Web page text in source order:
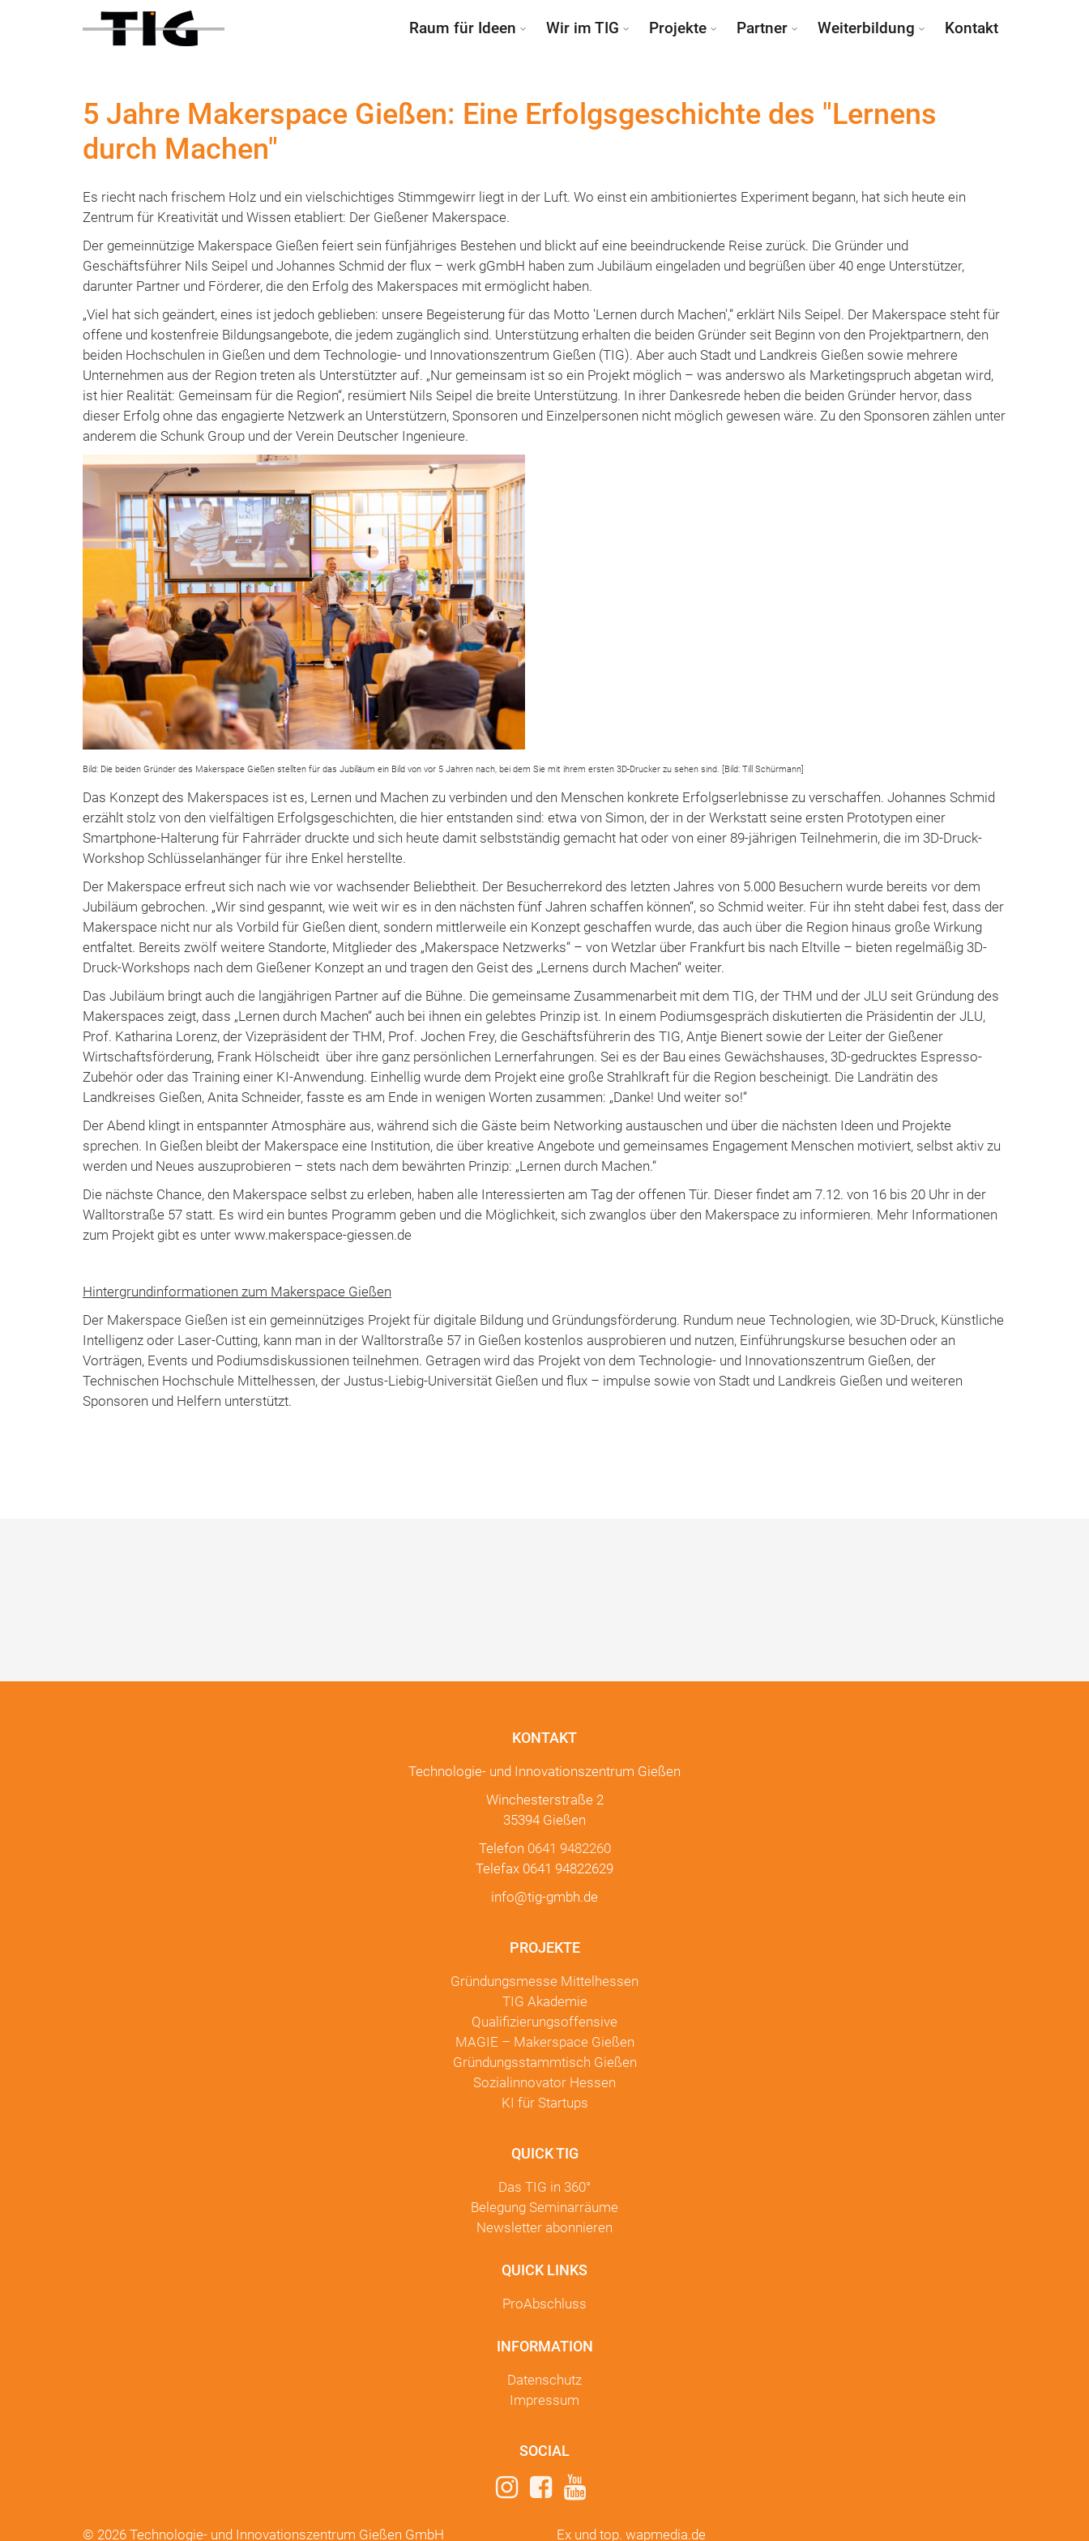
Raum für Ideen Wir im TIG Projekte Partner Weiterbildung Kontakt
5 Jahre Makerspace Gießen: Eine Erfolgsgeschichte des "Lernens
durch Machen"
Es riecht nach frischem Holz und ein vielschichtiges Stimmgewirr liegt in der Luft. Wo einst ein ambitioniertes Experiment begann, hat sich heute ein
Zentrum für Kreativität und Wissen etabliert: Der Gießener Makerspace.
Der gemeinnützige Makerspace Gießen feiert sein fünfjähriges Bestehen und blickt auf eine beeindruckende Reise zurück. Die Gründer und
Geschäftsführer Nils Seipel und Johannes Schmid der flux – werk gGmbH haben zum Jubiläum eingeladen und begrüßen über 40 enge Unterstützer,
darunter Partner und Förderer, die den Erfolg des Makerspaces mit ermöglicht haben.
„Viel hat sich geändert, eines ist jedoch geblieben: unsere Begeisterung für das Motto 'Lernen durch Machen',“ erklärt Nils Seipel. Der Makerspace steht für
offene und kostenfreie Bildungsangebote, die jedem zugänglich sind. Unterstützung erhalten die beiden Gründer seit Beginn von den Projektpartnern, den
beiden Hochschulen in Gießen und dem Technologie- und Innovationszentrum Gießen (TIG). Aber auch Stadt und Landkreis Gießen sowie mehrere
Unternehmen aus der Region treten als Unterstützter auf. „Nur gemeinsam ist so ein Projekt möglich – was anderswo als Marketingspruch abgetan wird,
ist hier Realität: Gemeinsam für die Region“, resümiert Nils Seipel die breite Unterstützung. In ihrer Dankesrede heben die beiden Gründer hervor, dass
dieser Erfolg ohne das engagierte Netzwerk an Unterstützern, Sponsoren und Einzelpersonen nicht möglich gewesen wäre. Zu den Sponsoren zählen unter
anderem die Schunk Group und der Verein Deutscher Ingenieure.
Bild: Die beiden Gründer des Makerspace Gießen stellten für das Jubiläum ein Bild von vor 5 Jahren nach, bei dem Sie mit ihrem ersten 3D-Drucker zu sehen sind. [Bild: Till Schürmann]
Das Konzept des Makerspaces ist es, Lernen und Machen zu verbinden und den Menschen konkrete Erfolgserlebnisse zu verschaffen. Johannes Schmid
erzählt stolz von den vielfältigen Erfolgsgeschichten, die hier entstanden sind: etwa von Simon, der in der Werkstatt seine ersten Prototypen einer
Smartphone-Halterung für Fahrräder druckte und sich heute damit selbstständig gemacht hat oder von einer 89-jährigen Teilnehmerin, die im 3D-Druck-
Workshop Schlüsselanhänger für ihre Enkel herstellte.
Der Makerspace erfreut sich nach wie vor wachsender Beliebtheit. Der Besucherrekord des letzten Jahres von 5.000 Besuchern wurde bereits vor dem
Jubiläum gebrochen. „Wir sind gespannt, wie weit wir es in den nächsten fünf Jahren schaffen können“, so Schmid weiter. Für ihn steht dabei fest, dass der
Makerspace nicht nur als Vorbild für Gießen dient, sondern mittlerweile ein Konzept geschaffen wurde, das auch über die Region hinaus große Wirkung
entfaltet. Bereits zwölf weitere Standorte, Mitglieder des „Makerspace Netzwerks“ – von Wetzlar über Frankfurt bis nach Eltville – bieten regelmäßig 3D-
Druck-Workshops nach dem Gießener Konzept an und tragen den Geist des „Lernens durch Machen“ weiter.
Das Jubiläum bringt auch die langjährigen Partner auf die Bühne. Die gemeinsame Zusammenarbeit mit dem TIG, der THM und der JLU seit Gründung des
Makerspaces zeigt, dass „Lernen durch Machen“ auch bei ihnen ein gelebtes Prinzip ist. In einem Podiumsgespräch diskutierten die Präsidentin der JLU,
Prof. Katharina Lorenz, der Vizepräsident der THM, Prof. Jochen Frey, die Geschäftsführerin des TIG, Antje Bienert sowie der Leiter der Gießener
Wirtschaftsförderung, Frank Hölscheidt über ihre ganz persönlichen Lernerfahrungen. Sei es der Bau eines Gewächshauses, 3D-gedrucktes Espresso-
Zubehör oder das Training einer KI-Anwendung. Einhellig wurde dem Projekt eine große Strahlkraft für die Region bescheinigt. Die Landrätin des
Landkreises Gießen, Anita Schneider, fasste es am Ende in wenigen Worten zusammen: „Danke! Und weiter so!“
Der Abend klingt in entspannter Atmosphäre aus, während sich die Gäste beim Networking austauschen und über die nächsten Ideen und Projekte
sprechen. In Gießen bleibt der Makerspace eine Institution, die über kreative Angebote und gemeinsames Engagement Menschen motiviert, selbst aktiv zu
werden und Neues auszuprobieren – stets nach dem bewährten Prinzip: „Lernen durch Machen.“
Die nächste Chance, den Makerspace selbst zu erleben, haben alle Interessierten am Tag der offenen Tür. Dieser findet am 7.12. von 16 bis 20 Uhr in der
Walltorstraße 57 statt. Es wird ein buntes Programm geben und die Möglichkeit, sich zwanglos über den Makerspace zu informieren. Mehr Informationen
zum Projekt gibt es unter www.makerspace-giessen.de
Hintergrundinformationen zum Makerspace Gießen
Der Makerspace Gießen ist ein gemeinnütziges Projekt für digitale Bildung und Gründungsförderung. Rundum neue Technologien, wie 3D-Druck, Künstliche
Intelligenz oder Laser-Cutting, kann man in der Walltorstraße 57 in Gießen kostenlos ausprobieren und nutzen, Einführungskurse besuchen oder an
Vorträgen, Events und Podiumsdiskussionen teilnehmen. Getragen wird das Projekt von dem Technologie- und Innovationszentrum Gießen, der
Technischen Hochschule Mittelhessen, der Justus-Liebig-Universität Gießen und flux – impulse sowie von Stadt und Landkreis Gießen und weiteren
Sponsoren und Helfern unterstützt.
KONTAKT
Technologie- und Innovationszentrum Gießen
Winchesterstraße 2
35394 Gießen
Telefon 0641 9482260
Telefax 0641 94822629
info@tig-gmbh.de
PROJEKTE
Gründungsmesse Mittelhessen
TIG Akademie
Qualifizierungsoffensive
MAGIE – Makerspace Gießen
Gründungsstammtisch Gießen
Sozialinnovator Hessen
KI für Startups
QUICK TIG
Das TIG in 360°
Belegung Seminarräume
Newsletter abonnieren
QUICK LINKS
ProAbschluss
INFORMATION
Datenschutz
Impressum
SOCIAL
© 2026 Technologie- und Innovationszentrum Gießen GmbH Ex und top. wapmedia.de